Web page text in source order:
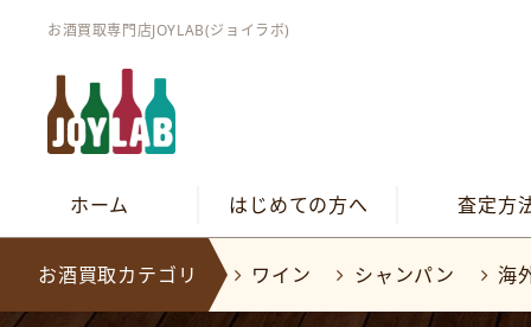
お酒買取専門店JOYLAB(ジョイラボ)
ホーム はじめての方へ 査定方
お酒買取カテゴリ ワイン シャンパン 海